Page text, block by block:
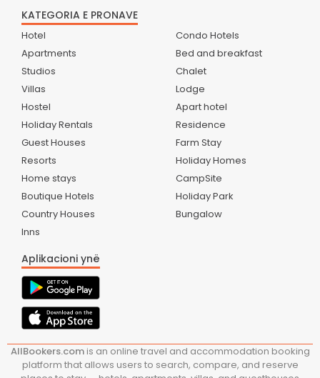
KATEGORIA E PRONAVE
Hotel
Apartments
Studios
Villas
Hostel
Holiday Rentals
Guest Houses
Resorts
Home stays
Boutique Hotels
Country Houses
Inns
Condo Hotels
Bed and breakfast
Chalet
Lodge
Apart hotel
Residence
Farm Stay
Holiday Homes
CampSite
Holiday Park
Bungalow
Aplikacioni ynë
AllBookers.comis an online travel and accommodation booking
platform that allows users to search, compare, and reserve